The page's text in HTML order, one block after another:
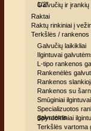
1/2"
Galvučių ir įrankių
Raktai
Raktų rinkiniai į
Terkšlės / rankenos
Galvučių laikikliai
Ilgintuvai
L-tipo rankenos
Rankenėlės
Rankenos
Rankenos su
Smūginiai ilgintuvai
Specializuotos
galvutėms
Spyruokliniai
Terkšlės vartoma